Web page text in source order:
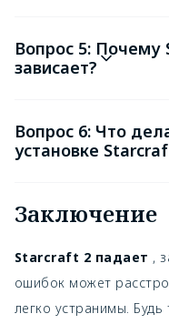
Вопрос 5: Почему
зависает?
Вопрос 6: Что
установке
Заключение
Starcraft 2 падает ,
ошибок может
легко устранимы.